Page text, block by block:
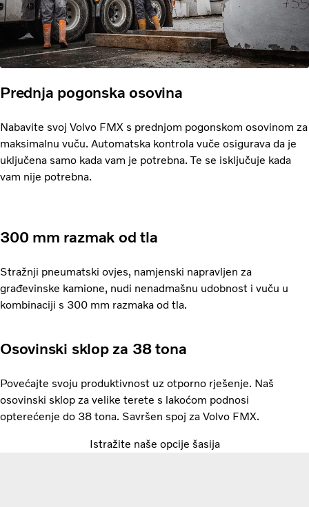
Prednja pogonska osovina
Nabavite svoj Volvo FMX s prednjom pogonskom osovinom za
maksimalnu vuču. Automatska kontrola vuče osigurava da je
uključena samo kada vam je potrebna. Te se isključuje kada
vam nije potrebna.
300 mm razmak od tla
Stražnji pneumatski ovjes, namjenski napravljen za
građevinske kamione, nudi nenadmašnu udobnost i vuču u
kombinaciji s 300 mm razmaka od tla.
Osovinski sklop za 38 tona
Povećajte svoju produktivnost uz otporno rješenje. Naš
osovinski sklop za velike terete s lakoćom podnosi
opterećenje do 38 tona. Savršen spoj za Volvo FMX.
Istražite naše opcije šasija